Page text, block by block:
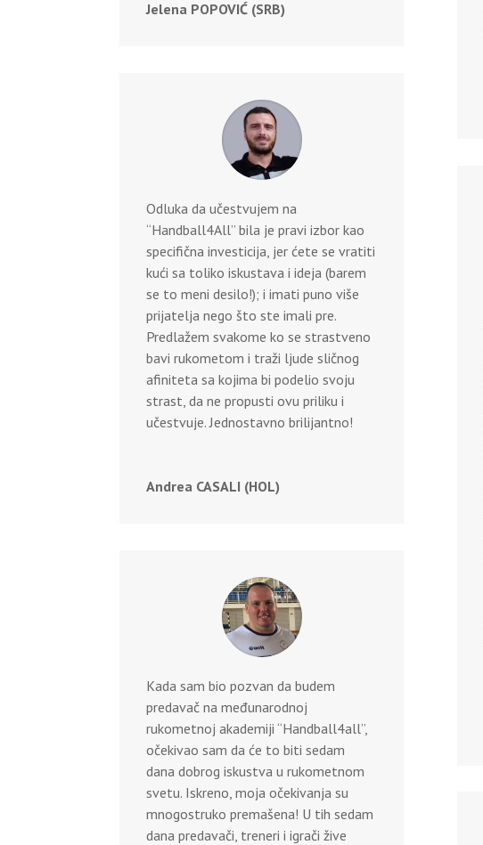
Jelena POPOVIĆ (SRB)
Odluka da učestvujem na
“Handball4All” bila je pravi izbor kao
specifična investicija, jer ćete se vratiti
kući sa toliko iskustava i ideja (barem
se to meni desilo!); i imati puno više
prijatelja nego što ste imali pre.
Predlažem svakome ko se strastveno
bavi rukometom i traži ljude sličnog
afiniteta sa kojima bi podelio svoju
strast, da ne propusti ovu priliku i
učestvuje. Jednostavno brilijantno!
Andrea CASALI (HOL)
Kada sam bio pozvan da budem
predavač na međunarodnoj
rukometnoj akademiji “Handball4all”,
očekivao sam da će to biti sedam
dana dobrog iskustva u rukometnom
svetu. Iskreno, moja očekivanja su
mnogostruko premašena! U tih sedam
dana predavači, treneri i igrači žive